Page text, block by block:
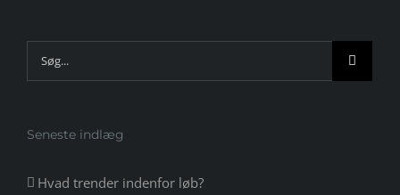
Søg
efter:
Seneste indlæg
Hvad trender indenfor løb?